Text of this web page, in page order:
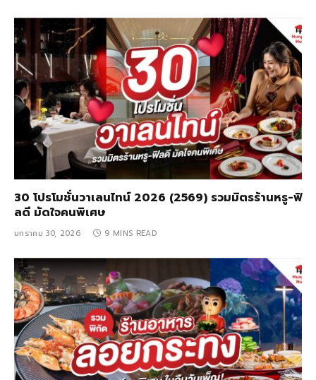
30 โปรโมชั่นวาเลนไทน์ 2026 (2569) รวมมิตรร้านหรู-ฟิ
ลดี มัดใจคนพิเศษ
มกราคม 30, 2026 9 MINS READ